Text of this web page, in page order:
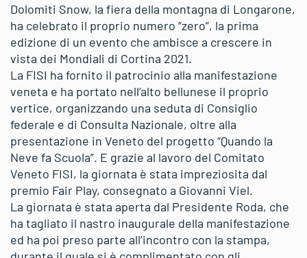
Dolomiti Snow, la fiera della montagna di Longarone,
ha celebrato il proprio numero “zero”, la prima
edizione di un evento che ambisce a crescere in
vista dei Mondiali di Cortina 2021.
La FISI ha fornito il patrocinio alla manifestazione
veneta e ha portato nell’alto bellunese il proprio
vertice, organizzando una seduta di Consiglio
federale e di Consulta Nazionale, oltre alla
presentazione in Veneto del progetto “Quando la
Neve fa Scuola”. E grazie al lavoro del Comitato
Veneto FISI, la giornata è stata impreziosita dal
premio Fair Play, consegnato a Giovanni Viel.
La giornata è stata aperta dal Presidente Roda, che
ha tagliato il nastro inaugurale della manifestazione
ed ha poi preso parte all’incontro con la stampa,